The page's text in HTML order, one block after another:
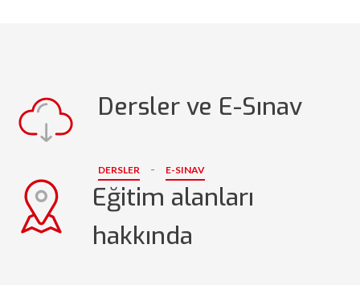
Dersler ve E-Sınav
DERSLER - E-SINAV
Eğitim alanları
hakkında